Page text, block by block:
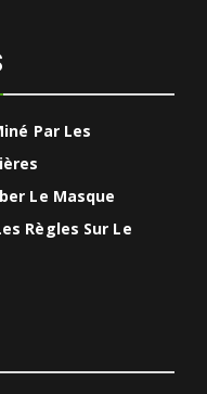
Par Les
Le Masque
Règles Sur Le